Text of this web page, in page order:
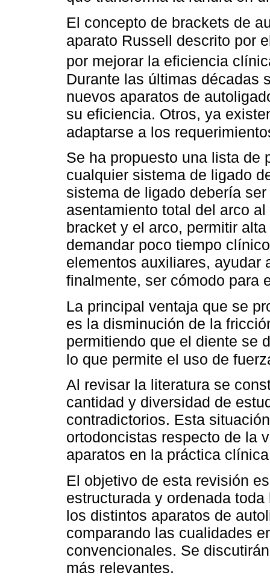
El concepto de brackets de
aparato Russell descrito por
por mejorar la eficiencia
Durante las últimas décadas
nuevos aparatos de
su eficiencia. Otros, ya
adaptarse a los
Se ha propuesto una lista de
cualquier sistema de ligado
sistema de ligado debería
asentamiento total del arco
bracket y el arco, permitir
demandar poco tiempo
elementos auxiliares, ayudar
finalmente, ser cómodo para
La principal ventaja que se
es la disminución de la
permitiendo que el diente se
lo que permite el uso de
Al revisar la literatura se
cantidad y diversidad de
contradictorios. Esta
ortodoncistas respecto de la
aparatos en la práctica
El objetivo de esta revisión
estructurada y ordenada
los distintos aparatos de
comparando las cualidades
convencionales. Se
más relevantes.